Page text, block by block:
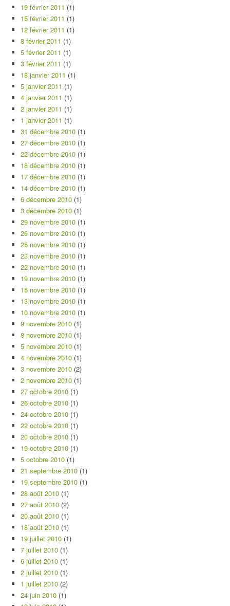
19 février 2011 (1)
15 février 2011 (1)
12 février 2011 (1)
8 février 2011 (1)
5 février 2011 (1)
3 février 2011 (1)
18 janvier 2011 (1)
5 janvier 2011 (1)
4 janvier 2011 (1)
2 janvier 2011 (1)
1 janvier 2011 (1)
31 décembre 2010 (1)
27 décembre 2010 (1)
22 décembre 2010 (1)
18 décembre 2010 (1)
17 décembre 2010 (1)
14 décembre 2010 (1)
6 décembre 2010 (1)
3 décembre 2010 (1)
29 novembre 2010 (1)
26 novembre 2010 (1)
25 novembre 2010 (1)
23 novembre 2010 (1)
22 novembre 2010 (1)
19 novembre 2010 (1)
15 novembre 2010 (1)
13 novembre 2010 (1)
10 novembre 2010 (1)
9 novembre 2010 (1)
8 novembre 2010 (1)
5 novembre 2010 (1)
4 novembre 2010 (1)
3 novembre 2010 (2)
2 novembre 2010 (1)
27 octobre 2010 (1)
26 octobre 2010 (1)
24 octobre 2010 (1)
22 octobre 2010 (1)
20 octobre 2010 (1)
19 octobre 2010 (1)
5 octobre 2010 (1)
21 septembre 2010 (1)
19 septembre 2010 (1)
28 août 2010 (1)
27 août 2010 (2)
20 août 2010 (1)
18 août 2010 (1)
19 juillet 2010 (1)
7 juillet 2010 (1)
6 juillet 2010 (1)
2 juillet 2010 (1)
1 juillet 2010 (2)
24 juin 2010 (1)